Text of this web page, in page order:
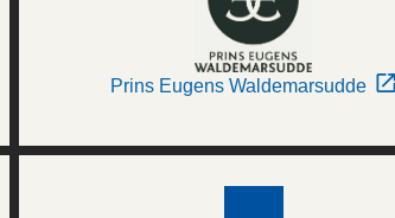
Prins Eugens Waldemarsudde